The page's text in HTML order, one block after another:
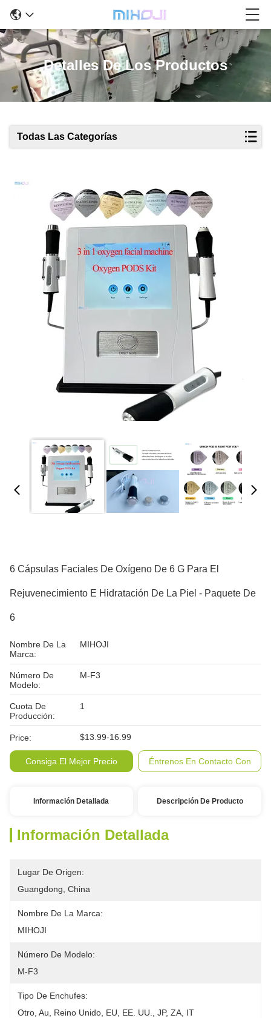
Detalles De Los Productos
Todas Las Categorías
6 Cápsulas Faciales De Oxígeno De 6 G Para El
Rejuvenecimiento E Hidratación De La Piel - Paquete De
6
Nombre De La
Marca:
MIHOJI
Número De
Modelo:
M-F3
Cuota De
Producción:
1
Price: $13.99-16.99
Consiga El Mejor Precio Éntrenos En Contacto Con
Información Detallada Descripción De Producto
Información Detallada
Lugar De Origen:
Guangdong, China
Nombre De La Marca:
MIHOJI
Número De Modelo:
M-F3
Tipo De Enchufes:
Otro, Au, Reino Unido, EU, EE. UU., JP, ZA, IT